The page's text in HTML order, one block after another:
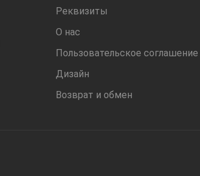
Реквизиты
О нас
Пользовательское соглашение
Дизайн
Возврат и обмен